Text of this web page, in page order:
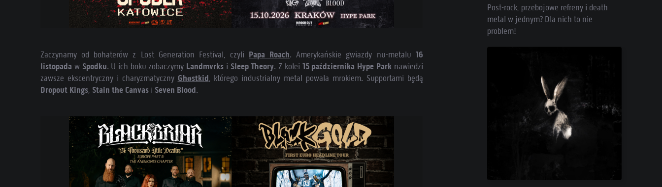
Zaczynamy od bohaterów z Lost Generation Festival, czyli Papa Roach. Amerykańskie gwiazdy nu-metalu 16
listopada w Spodku. U ich boku zobaczymy Landmvrks i Sleep Theory. Z kolei 15 października Hype Parknawiedzi
zawsze ekscentryczny i charyzmatyczny Ghøstkid, którego industrialny metal powala mrokiem. Supportami będą
Dropout Kings, Stain the Canvas i Seven Blood.
Post-rock, przebojowe refreny i death
metal w jednym? Dla nich to nie
problem!